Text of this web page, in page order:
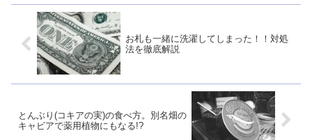
お札も一緒に洗濯してしまった！！対処
法を徹底解説
とんぶり(コキアの実)の食べ方。別名畑の
キャビアで薬用植物にもなる!?